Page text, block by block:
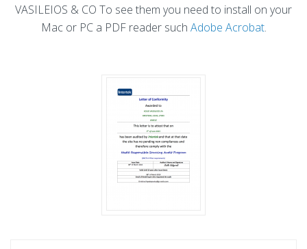
VASILEIOS & CO To see them you need to install on your
Mac or PC a PDF reader such Adobe Acrobat.